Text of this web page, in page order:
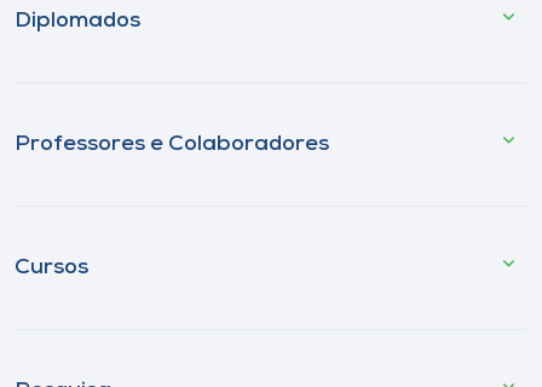
Diplomados
Professores e Colaboradores
Cursos